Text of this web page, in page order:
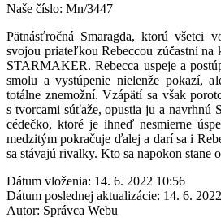
Naše číslo: Mn/3447
Pätnásťročná Smaragda, ktorú všetci
svojou priateľkou Rebeccou zúčastní na
STARMAKER. Rebecca uspeje a
smolu a vystúpenie nielenže pokazí,
totálne znemožní. Vzápätí sa však
s tvorcami súťaže, opustia ju a navrhnú
cédečko, ktoré je ihneď nesmierne
medzitým pokračuje ďalej a darí sa i
sa stávajú rivalky. Kto sa napokon stane
Dátum vloženia: 14. 6. 2022 10:56
Dátum poslednej aktualizácie: 14. 6.
Autor: Správca Webu